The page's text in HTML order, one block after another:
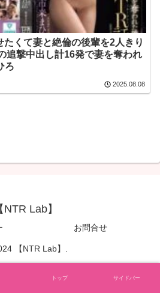
くて妻と絶倫の後輩を2人きり
追撃中出し計16発で妻を奪われ
ろ
2025.08.08
【NTR Lab】
お問合せ
【NTR Lab】.
トップ サイドバー